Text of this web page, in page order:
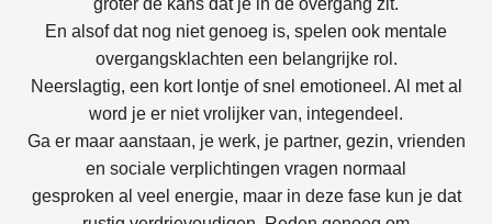
groter de kans dat je in de overgang zit.
En alsof dat nog niet genoeg is, spelen ook mentale
overgangsklachten een belangrijke rol.
Neerslagtig, een kort lontje of snel emotioneel. Al met al
word je er niet vrolijker van, integendeel.
Ga er maar aanstaan, je werk, je partner, gezin, vrienden
en sociale verplichtingen vragen normaal
gesproken al veel energie, maar in deze fase kun je dat